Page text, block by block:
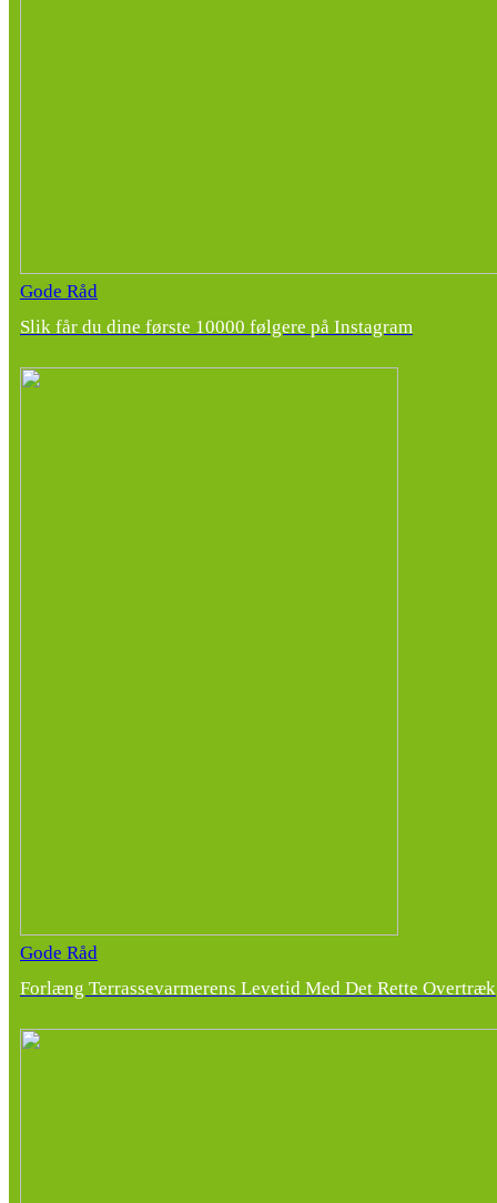
Gode Råd
Slik får du dine første 10000 følgere på Instagram
Gode Råd
Forlæng Terrassevarmerens Levetid Med Det Rette Overtræk